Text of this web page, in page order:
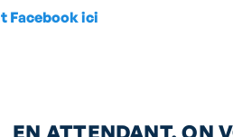
Facebook ici
EN ATTENDANT, ON